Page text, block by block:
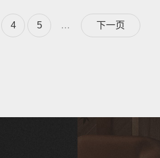
4 5 … 下一页